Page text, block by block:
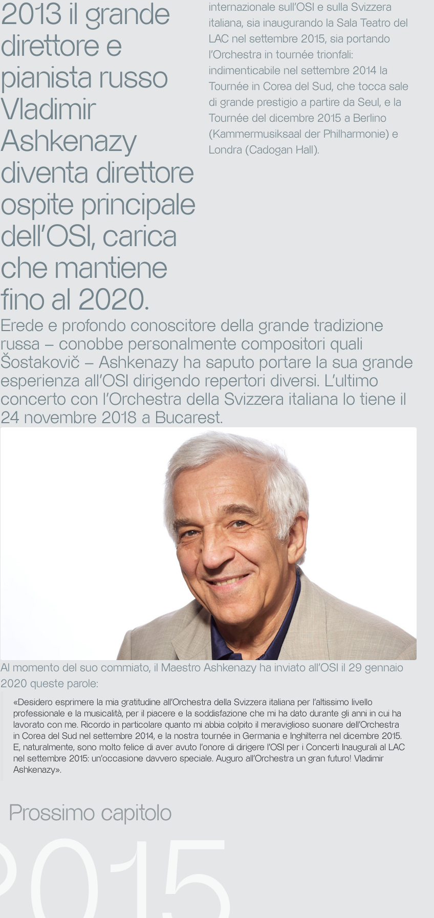
2013 il grande
direttore e
pianista russo
Vladimir
Ashkenazy
diventa direttore
ospite principale
dell'OSI, carica
che mantiene
fino al 2020.
internazionale sull’OSI e sulla Svizzera
italiana, sia inaugurando la Sala Teatro del
LAC nel settembre 2015, sia portando
l’Orchestra in tournée trionfali:
indimenticabile nel settembre 2014 la
Tournée in Corea del Sud, che tocca sale
di grande prestigio a partire da Seul, e la
Tournée del dicembre 2015 a Berlino
(Kammermusiksaal der Philharmonie) e
Londra (Cadogan Hall).
Erede e profondo conoscitore della grande tradizione
russa – conobbe personalmente compositori quali
Šostakovič – Ashkenazy ha saputo portare la sua grande
esperienza all’OSI dirigendo repertori diversi. L’ultimo
concerto con l’Orchestra della Svizzera italiana lo tiene il
24 novembre 2018 a Bucarest.
Al momento del suo commiato, il Maestro Ashkenazy ha inviato all'OSI il 29 gennaio
2020 queste parole:
«Desidero esprimere la mia gratitudine all’Orchestra della Svizzera italiana per l’altissimo livello
professionale e la musicalità, per il piacere e la soddisfazione che mi ha dato durante gli anni in cui ha
lavorato con me. Ricordo in particolare quanto mi abbia colpito il meraviglioso suonare dell’Orchestra
in Corea del Sud nel settembre 2014, e la nostra tournée in Germania e Inghilterra nel dicembre 2015.
E, naturalmente, sono molto felice di aver avuto l’onore di dirigere l’OSI per i Concerti Inaugurali al LAC
nel settembre 2015: un’occasione davvero speciale. Auguro all’Orchestra un gran futuro! Vladimir
Ashkenazy».
Prossimo capitolo